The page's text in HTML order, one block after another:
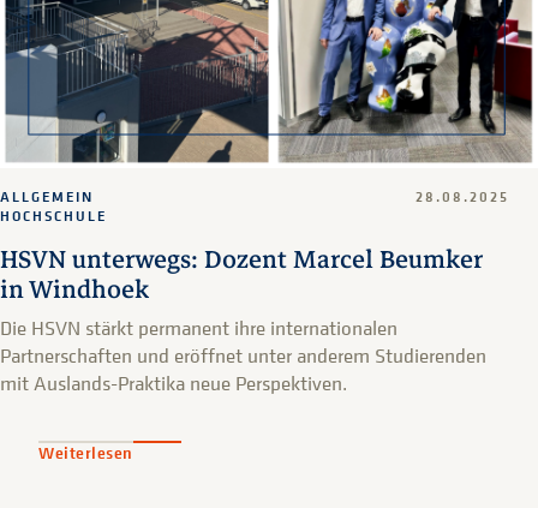
HSVN unterwegs: Dozent Marcel Beumker
in Windhoek
ALLGEMEIN
HOCHSCHULE
28.08.2025
Die HSVN stärkt permanent ihre internationalen
Partnerschaften und eröffnet unter anderem Studierenden
mit Auslands-Praktika neue Perspektiven.
Weiterlesen